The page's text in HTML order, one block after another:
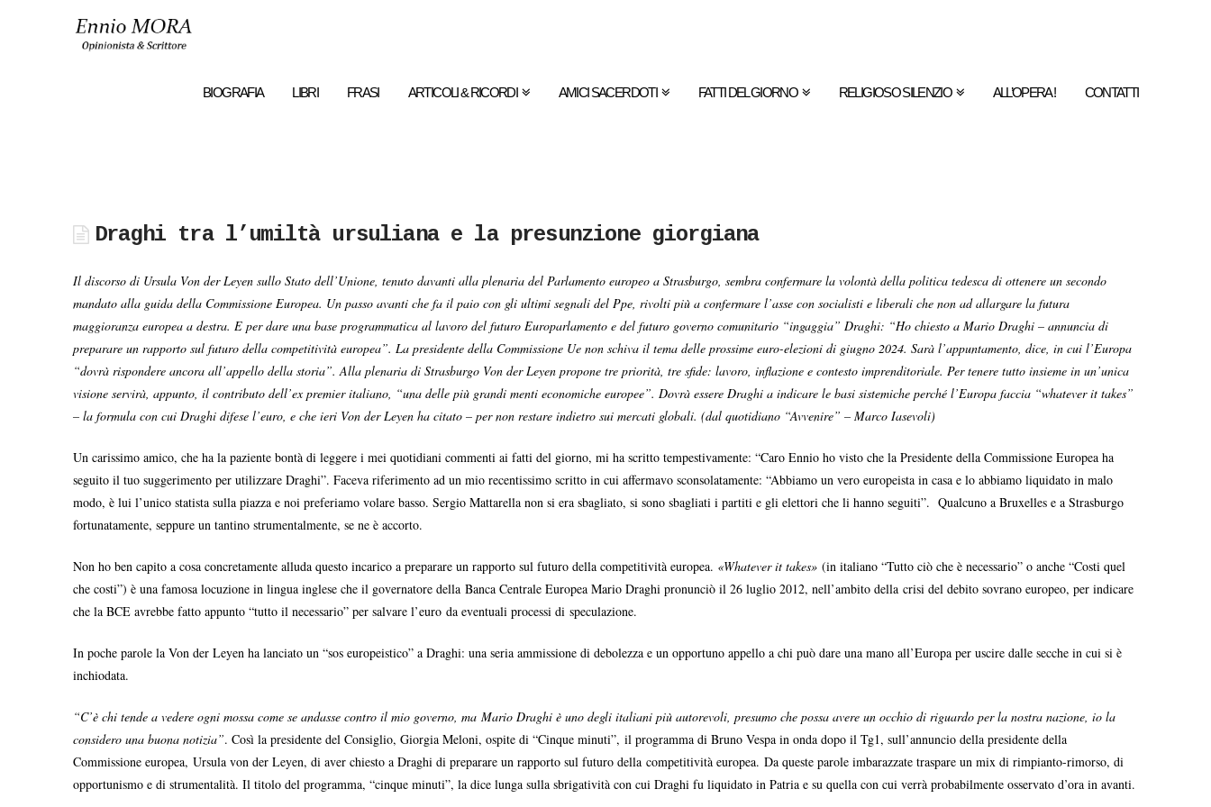
Ennio
BIOGRAFIA LIBRI FRASI ARTICOLI & RICORDI AMICI SACERDOTI FATTI DEL GIORNO RELIGIOSO SILENZIO ALL’OPERA ! CONTATTI
Draghi tra l’umiltà ursuliana e la presunzione giorgiana
Il discorso di Ursula Von der Leyen sullo Stato dell’Unione, tenuto davanti alla plenaria del Parlamento europeo a Strasburgo, sembra confermare la volontà della politica tedesca di ottenere un secondo
mandato alla guida della Commissione Europea. Un passo avanti che fa il paio con gli ultimi segnali del Ppe, rivolti più a confermare l’asse con socialisti e liberali che non ad allargare la futura
maggioranza europea a destra. E per dare una base programmatica al lavoro del futuro Europarlamento e del futuro governo comunitario “ingaggia” Draghi: “Ho chiesto a Mario Draghi – annuncia di
preparare un rapporto sul futuro della competitività europea”. La presidente della Commissione Ue non schiva il tema delle prossime euro-elezioni di giugno 2024. Sarà l’appuntamento, dice, in cui l’Europa
“dovrà rispondere ancora all’appello della storia”. Alla plenaria di Strasburgo Von der Leyen propone tre priorità, tre sfide: lavoro, inflazione e contesto imprenditoriale. Per tenere tutto insieme in un’unica
visione servirà, appunto, il contributo dell’ex premier italiano, “una delle più grandi menti economiche europee”. Dovrà essere Draghi a indicare le basi sistemiche perché l’Europa faccia “whatever it takes”
– la formula con cui Draghi difese l’euro, e che ieri Von der Leyen ha citato – per non restare indietro sui mercati globali. (dal quotidiano “Avvenire” – Marco Iasevoli)
Un carissimo amico, che ha la paziente bontà di leggere i mei quotidiani commenti ai fatti del giorno, mi ha scritto tempestivamente: “Caro Ennio ho visto che la Presidente della Commissione Europea ha
seguito il tuo suggerimento per utilizzare Draghi”. Faceva riferimento ad un mio recentissimo scritto in cui affermavo sconsolatamente: “Abbiamo un vero europeista in casa e lo abbiamo liquidato in malo
modo, è lui l’unico statista sulla piazza e noi preferiamo volare basso. Sergio Mattarella non si era sbagliato, si sono sbagliati i partiti e gli elettori che li hanno seguiti”. Qualcuno a Bruxelles e a Strasburgo
fortunatamente, seppure un tantino strumentalmente, se ne è accorto.
Non ho ben capito a cosa concretamente alluda questo incarico a preparare un rapporto sul futuro della competitività europea. «Whatever it takes»(in italiano “Tutto ciò che è necessario” o anche “Costi quel
che costi”) è una famosa locuzione in lingua inglese che il governatore della Banca Centrale Europea Mario Draghi pronunciò il 26 luglio 2012, nell’ambito della crisi del debito sovrano europeo, per indicare
che la BCE avrebbe fatto appunto “tutto il necessario” per salvare l’euro da eventuali processi di speculazione.
In poche parole la Von der Leyen ha lanciato un “sos europeistico” a Draghi: una seria ammissione di debolezza e un opportuno appello a chi può dare una mano all’Europa per uscire dalle secche in cui si è
inchiodata.
“C’è chi tende a vedere ogni mossa come se andasse contro il mio governo, ma Mario Draghi è uno degli italiani più autorevoli, presumo che possa avere un occhio di riguardo per la nostra nazione, io la
considero una buona notizia”. Così la presidente del Consiglio, Giorgia Meloni, ospite di “Cinque minuti”, il programma di Bruno Vespa in onda dopo il Tg1, sull’annuncio della presidente della
Commissione europea, Ursula von der Leyen, di aver chiesto a Draghi di preparare un rapporto sul futuro della competitività europea. Da queste parole imbarazzate traspare un mix di rimpianto-rimorso, di
opportunismo e di strumentalità. Il titolo del programma, “cinque minuti”, la dice lunga sulla sbrigatività con cui Draghi fu liquidato in Patria e su quella con cui verrà probabilmente osservato d’ora in avanti.